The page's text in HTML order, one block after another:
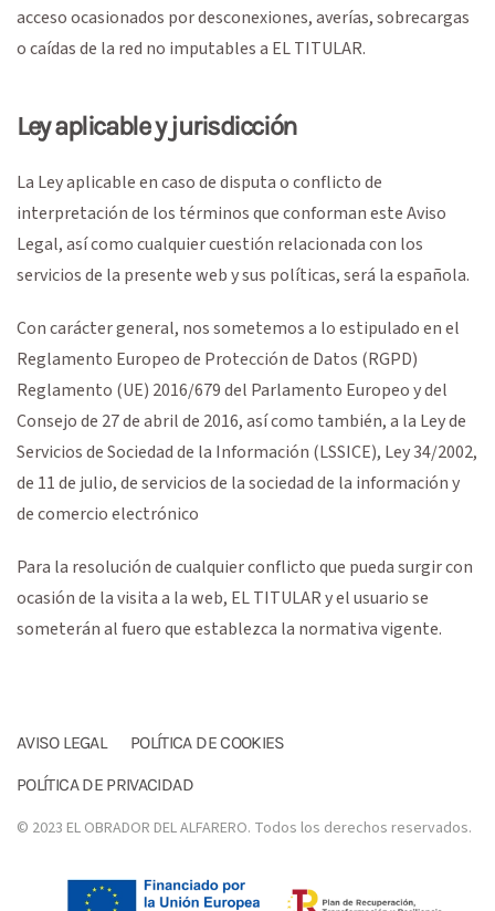
acceso ocasionados por desconexiones, averías, sobrecargas
o caídas de la red no imputables a EL TITULAR.
Ley aplicable y jurisdicción
La Ley aplicable en caso de disputa o conflicto de
interpretación de los términos que conforman este Aviso
Legal, así como cualquier cuestión relacionada con los
servicios de la presente web y sus políticas, será la española.
Con carácter general, nos sometemos a lo estipulado en el
Reglamento Europeo de Protección de Datos (RGPD)
Reglamento (UE) 2016/679 del Parlamento Europeo y del
Consejo de 27 de abril de 2016, así como también, a la Ley de
Servicios de Sociedad de la Información (LSSICE), Ley 34/2002,
de 11 de julio, de servicios de la sociedad de la información y
de comercio electrónico
Para la resolución de cualquier conflicto que pueda surgir con
ocasión de la visita a la web, EL TITULAR y el usuario se
someterán al fuero que establezca la normativa vigente.
AVISO LEGAL
POLÍTICA DE COOKIES
POLÍTICA DE PRIVACIDAD
© 2023 EL OBRADOR DEL ALFARERO. Todos los derechos reservados.